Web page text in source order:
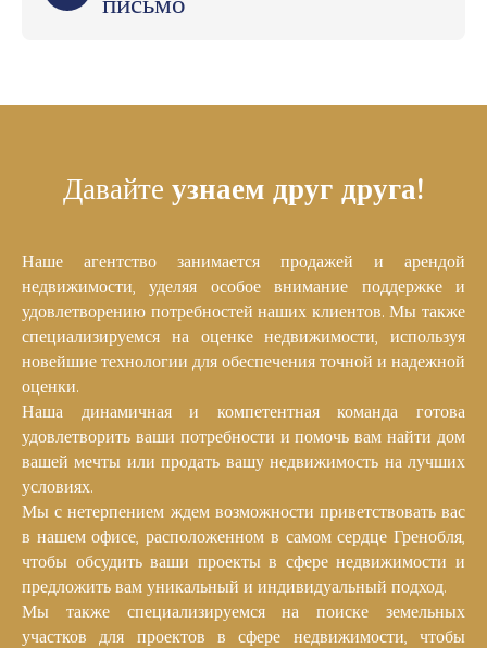
Давайте узнаем друг друга!
Наше агентство занимается продажей и арендой
недвижимости, уделяя особое внимание поддержке и
удовлетворению потребностей наших клиентов. Мы также
специализируемся на оценке недвижимости, используя
новейшие технологии для обеспечения точной и надежной
оценки.
Наша динамичная и компетентная команда готова
удовлетворить ваши потребности и помочь вам найти дом
вашей мечты или продать вашу недвижимость на лучших
условиях.
Мы с нетерпением ждем возможности приветствовать вас
в нашем офисе, расположенном в самом сердце Гренобля,
чтобы обсудить ваши проекты в сфере недвижимости и
предложить вам уникальный и индивидуальный подход.
Мы также специализируемся на поиске земельных
участков для проектов в сфере недвижимости, чтобы